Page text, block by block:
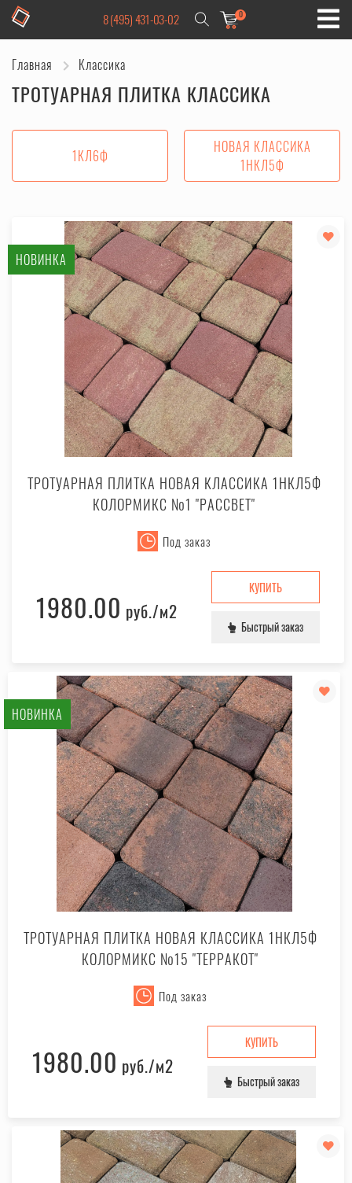
8 (495) 431-03-02 0
Главная Классика
ТРОТУАРНАЯ ПЛИТКА КЛАССИКА
1КЛ6Ф
НОВАЯ КЛАССИКА
1НКЛ5Ф
НОВИНКА
ТРОТУАРНАЯ ПЛИТКА НОВАЯ КЛАССИКА 1НКЛ5Ф
КОЛОРМИКС №1 "РАССВЕТ"
Под заказ
1980.00 руб./м2
КУПИТЬ
Быстрый заказ
НОВИНКА
ТРОТУАРНАЯ ПЛИТКА НОВАЯ КЛАССИКА 1НКЛ5Ф
КОЛОРМИКС №15 "ТЕРРАКОТ"
Под заказ
1980.00 руб./м2
КУПИТЬ
Быстрый заказ